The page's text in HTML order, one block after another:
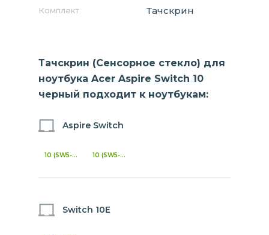
Комплект Тачскрин
Тачскрин (Сенсорное стекло) для
ноутбука Acer Aspire Switch 10
черный подходит к ноутбукам:
Aspire Switch
10 (SW5-011) 10 (SW5-012)
Switch 10E